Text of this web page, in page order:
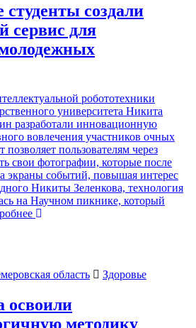
создали
сервис для
робототехники
университета Никита
разработали инновационную
вовлечения участников очных
пользователям через
свои фотографии, которые после
экраны событий, повышая интерес
Никиты Зеленкова, технология
на Научном пикнике, который
область Здоровье
освоили
методику